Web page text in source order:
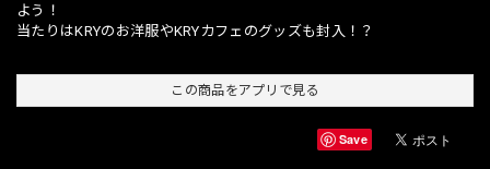
よう！
当たりはKRYのお洋服やKRYカフェのグッズも封入！？
この商品をアプリで見る
Save